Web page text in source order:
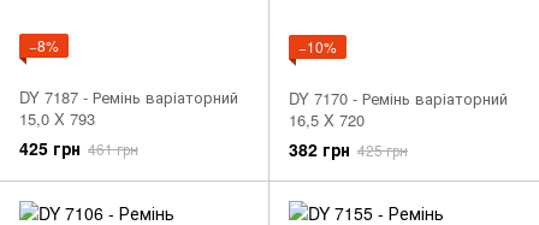
−8%
DY 7187 - Ремінь варіаторний
15,0 X 793
425 грн 461 грн
−10%
DY 7170 - Ремінь варіаторний
16,5 X 720
382 грн 425 грн